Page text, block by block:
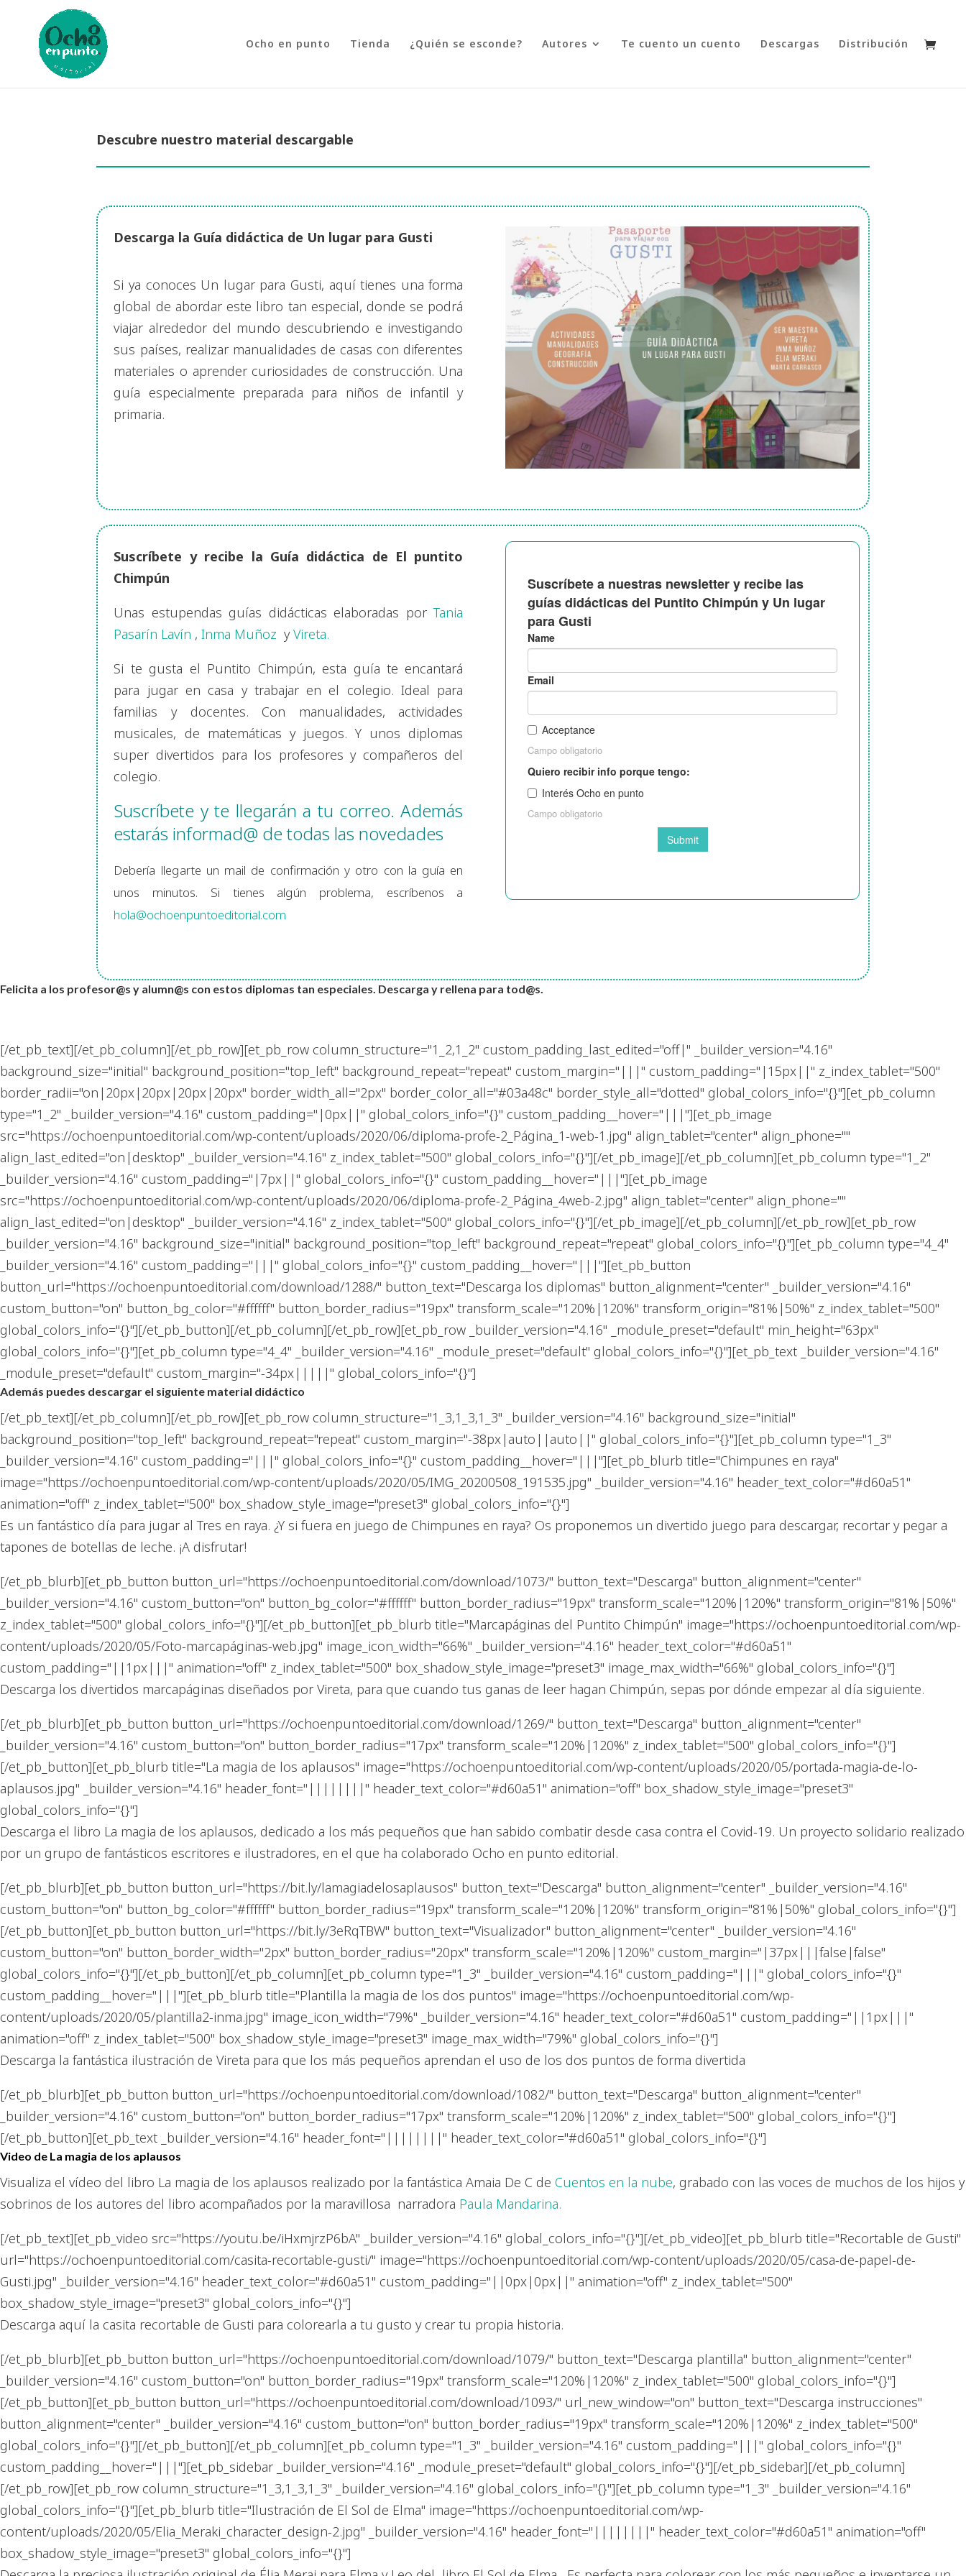
Ocho en punto Tienda ¿Quién se esconde? Autores Te cuento un cuento Descargas Distribución
Descubre nuestro material descargable
Descarga la Guía didáctica de Un lugar para Gusti
Si ya conoces Un lugar para Gusti, aquí tienes una forma
global de abordar este libro tan especial, donde se podrá
viajar alrededor del mundo descubriendo e investigando
sus países, realizar manualidades de casas con diferentes
materiales o aprender curiosidades de construcción. Una
guía especialmente preparada para niños de infantil y
primaria.
Suscríbete y recibe la Guía didáctica de El puntito
Chimpún
Unas estupendas guías didácticas elaboradas porTania
Pasarín Lavín ,Inma Muñoz yVireta.
Si te gusta el Puntito Chimpún, esta guía te encantará
para jugar en casa y trabajar en el colegio. Ideal para
familias y docentes. Con manualidades, actividades
musicales, de matemáticas y juegos. Y unos diplomas
super divertidos para los profesores y compañeros del
colegio.
Suscríbete y te llegarán a tu correo. Además
estarás informad@ de todas las novedades
Debería llegarte un mail de confirmación y otro con la guía en
unos minutos. Si tienes algún problema, escríbenos a
hola@ochoenpuntoeditorial.com
Felicita a los profesor@s y alumn@s con estos diplomas tan especiales. Descarga y rellena para tod@s.
[/et_pb_text][/et_pb_column][/et_pb_row][et_pb_row column_structure="1_2,1_2" custom_padding_last_edited="off|" _builder_version="4.16"
background_size="initial" background_position="top_left" background_repeat="repeat" custom_margin="|||" custom_padding="|15px||" z_index_tablet="500"
border_radii="on|20px|20px|20px|20px" border_width_all="2px" border_color_all="#03a48c" border_style_all="dotted" global_colors_info="{}"][et_pb_column
type="1_2" _builder_version="4.16" custom_padding="|0px||" global_colors_info="{}" custom_padding__hover="|||"][et_pb_image
src="https://ochoenpuntoeditorial.com/wp-content/uploads/2020/06/diploma-profe-2_Página_1-web-1.jpg" align_tablet="center" align_phone=""
align_last_edited="on|desktop" _builder_version="4.16" z_index_tablet="500" global_colors_info="{}"][/et_pb_image][/et_pb_column][et_pb_column type="1_2"
_builder_version="4.16" custom_padding="|7px||" global_colors_info="{}" custom_padding__hover="|||"][et_pb_image
src="https://ochoenpuntoeditorial.com/wp-content/uploads/2020/06/diploma-profe-2_Página_4web-2.jpg" align_tablet="center" align_phone=""
align_last_edited="on|desktop" _builder_version="4.16" z_index_tablet="500" global_colors_info="{}"][/et_pb_image][/et_pb_column][/et_pb_row][et_pb_row
_builder_version="4.16" background_size="initial" background_position="top_left" background_repeat="repeat" global_colors_info="{}"][et_pb_column type="4_4"
_builder_version="4.16" custom_padding="|||" global_colors_info="{}" custom_padding__hover="|||"][et_pb_button
button_url="https://ochoenpuntoeditorial.com/download/1288/" button_text="Descarga los diplomas" button_alignment="center" _builder_version="4.16"
custom_button="on" button_bg_color="#ffffff" button_border_radius="19px" transform_scale="120%|120%" transform_origin="81%|50%" z_index_tablet="500"
global_colors_info="{}"][/et_pb_button][/et_pb_column][/et_pb_row][et_pb_row _builder_version="4.16" _module_preset="default" min_height="63px"
global_colors_info="{}"][et_pb_column type="4_4" _builder_version="4.16" _module_preset="default" global_colors_info="{}"][et_pb_text _builder_version="4.16"
_module_preset="default" custom_margin="-34px|||||" global_colors_info="{}"]
Además puedes descargar el siguiente material didáctico
[/et_pb_text][/et_pb_column][/et_pb_row][et_pb_row column_structure="1_3,1_3,1_3" _builder_version="4.16" background_size="initial"
background_position="top_left" background_repeat="repeat" custom_margin="-38px|auto||auto||" global_colors_info="{}"][et_pb_column type="1_3"
_builder_version="4.16" custom_padding="|||" global_colors_info="{}" custom_padding__hover="|||"][et_pb_blurb title="Chimpunes en raya"
image="https://ochoenpuntoeditorial.com/wp-content/uploads/2020/05/IMG_20200508_191535.jpg" _builder_version="4.16" header_text_color="#d60a51"
animation="off" z_index_tablet="500" box_shadow_style_image="preset3" global_colors_info="{}"]
Es un fantástico día para jugar al Tres en raya. ¿Y si fuera en juego de Chimpunes en raya? Os proponemos un divertido juego para descargar, recortar y pegar a
tapones de botellas de leche. ¡A disfrutar!
[/et_pb_blurb][et_pb_button button_url="https://ochoenpuntoeditorial.com/download/1073/" button_text="Descarga" button_alignment="center"
_builder_version="4.16" custom_button="on" button_bg_color="#ffffff" button_border_radius="19px" transform_scale="120%|120%" transform_origin="81%|50%"
z_index_tablet="500" global_colors_info="{}"][/et_pb_button][et_pb_blurb title="Marcapáginas del Puntito Chimpún" image="https://ochoenpuntoeditorial.com/wp-
content/uploads/2020/05/Foto-marcapáginas-web.jpg" image_icon_width="66%" _builder_version="4.16" header_text_color="#d60a51"
custom_padding="||1px|||" animation="off" z_index_tablet="500" box_shadow_style_image="preset3" image_max_width="66%" global_colors_info="{}"]
Descarga los divertidos marcapáginas diseñados por Vireta, para que cuando tus ganas de leer hagan Chimpún, sepas por dónde empezar al día siguiente.
[/et_pb_blurb][et_pb_button button_url="https://ochoenpuntoeditorial.com/download/1269/" button_text="Descarga" button_alignment="center"
_builder_version="4.16" custom_button="on" button_border_radius="17px" transform_scale="120%|120%" z_index_tablet="500" global_colors_info="{}"]
[/et_pb_button][et_pb_blurb title="La magia de los aplausos" image="https://ochoenpuntoeditorial.com/wp-content/uploads/2020/05/portada-magia-de-lo-
aplausos.jpg" _builder_version="4.16" header_font="||||||||" header_text_color="#d60a51" animation="off" box_shadow_style_image="preset3"
global_colors_info="{}"]
Descarga el libro La magia de los aplausos, dedicado a los más pequeños que han sabido combatir desde casa contra el Covid-19. Un proyecto solidario realizado
por un grupo de fantásticos escritores e ilustradores, en el que ha colaborado Ocho en punto editorial.
[/et_pb_blurb][et_pb_button button_url="https://bit.ly/lamagiadelosaplausos" button_text="Descarga" button_alignment="center" _builder_version="4.16"
custom_button="on" button_bg_color="#ffffff" button_border_radius="19px" transform_scale="120%|120%" transform_origin="81%|50%" global_colors_info="{}"]
[/et_pb_button][et_pb_button button_url="https://bit.ly/3eRqTBW" button_text="Visualizador" button_alignment="center" _builder_version="4.16"
custom_button="on" button_border_width="2px" button_border_radius="20px" transform_scale="120%|120%" custom_margin="|37px|||false|false"
global_colors_info="{}"][/et_pb_button][/et_pb_column][et_pb_column type="1_3" _builder_version="4.16" custom_padding="|||" global_colors_info="{}"
custom_padding__hover="|||"][et_pb_blurb title="Plantilla la magia de los dos puntos" image="https://ochoenpuntoeditorial.com/wp-
content/uploads/2020/05/plantilla2-inma.jpg" image_icon_width="79%" _builder_version="4.16" header_text_color="#d60a51" custom_padding="||1px|||"
animation="off" z_index_tablet="500" box_shadow_style_image="preset3" image_max_width="79%" global_colors_info="{}"]
Descarga la fantástica ilustración de Vireta para que los más pequeños aprendan el uso de los dos puntos de forma divertida
[/et_pb_blurb][et_pb_button button_url="https://ochoenpuntoeditorial.com/download/1082/" button_text="Descarga" button_alignment="center"
_builder_version="4.16" custom_button="on" button_border_radius="17px" transform_scale="120%|120%" z_index_tablet="500" global_colors_info="{}"]
[/et_pb_button][et_pb_text _builder_version="4.16" header_font="||||||||" header_text_color="#d60a51" global_colors_info="{}"]
Video de La magia de los aplausos
Visualiza el vídeo del libro La magia de los aplausos realizado por la fantástica Amaia De C de Cuentos en la nube, grabado con las voces de muchos de los hijos y
sobrinos de los autores del libro acompañados por la maravillosa narradora Paula Mandarina.
[/et_pb_text][et_pb_video src="https://youtu.be/iHxmjrzP6bA" _builder_version="4.16" global_colors_info="{}"][/et_pb_video][et_pb_blurb title="Recortable de Gusti"
url="https://ochoenpuntoeditorial.com/casita-recortable-gusti/" image="https://ochoenpuntoeditorial.com/wp-content/uploads/2020/05/casa-de-papel-de-
Gusti.jpg" _builder_version="4.16" header_text_color="#d60a51" custom_padding="||0px|0px||" animation="off" z_index_tablet="500"
box_shadow_style_image="preset3" global_colors_info="{}"]
Descarga aquí la casita recortable de Gusti para colorearla a tu gusto y crear tu propia historia.
[/et_pb_blurb][et_pb_button button_url="https://ochoenpuntoeditorial.com/download/1079/" button_text="Descarga plantilla" button_alignment="center"
_builder_version="4.16" custom_button="on" button_border_radius="19px" transform_scale="120%|120%" z_index_tablet="500" global_colors_info="{}"]
[/et_pb_button][et_pb_button button_url="https://ochoenpuntoeditorial.com/download/1093/" url_new_window="on" button_text="Descarga instrucciones"
button_alignment="center" _builder_version="4.16" custom_button="on" button_border_radius="19px" transform_scale="120%|120%" z_index_tablet="500"
global_colors_info="{}"][/et_pb_button][/et_pb_column][et_pb_column type="1_3" _builder_version="4.16" custom_padding="|||" global_colors_info="{}"
custom_padding__hover="|||"][et_pb_sidebar _builder_version="4.16" _module_preset="default" global_colors_info="{}"][/et_pb_sidebar][/et_pb_column]
[/et_pb_row][et_pb_row column_structure="1_3,1_3,1_3" _builder_version="4.16" global_colors_info="{}"][et_pb_column type="1_3" _builder_version="4.16"
global_colors_info="{}"][et_pb_blurb title="Ilustración de El Sol de Elma" image="https://ochoenpuntoeditorial.com/wp-
content/uploads/2020/05/Elia_Meraki_character_design-2.jpg" _builder_version="4.16" header_font="||||||||" header_text_color="#d60a51" animation="off"
box_shadow_style_image="preset3" global_colors_info="{}"]